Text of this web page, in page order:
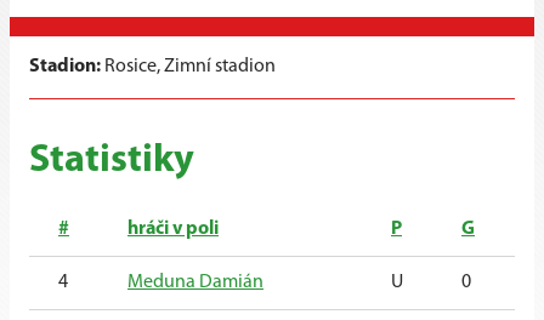
Stadion: Rosice, Zimní stadion
Statistiky
# hráči v poli P G
4 Meduna Damián U 0